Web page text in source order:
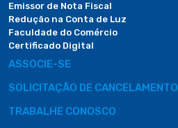
Emissor de Nota Fiscal
Redução na Conta de Luz
Faculdade do Comércio
Certificado Digital
ASSOCIE-SE
SOLICITAÇÃO DE CANCELAMENTO
TRABALHE CONOSCO